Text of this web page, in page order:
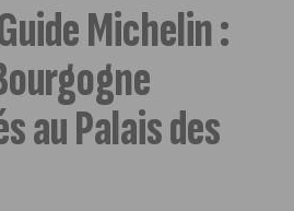
Michelin :
au Palais des